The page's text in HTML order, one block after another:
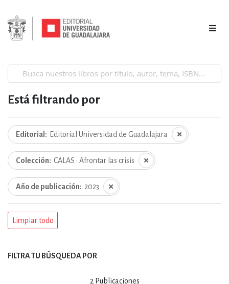
2 Publicaciones
Está filtrando por
Editorial Editorial Universidad de Guadalajara
Colección CALAS : Afrontar las crisis
Año de publicación 2023
Limpiar todo
FILTRA TU BÚSQUEDA POR